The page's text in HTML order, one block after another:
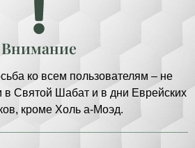
Внимание
ко всем пользователям – не
в Святой Шабат и в дни Еврейских
кроме Холь а-Моэд.